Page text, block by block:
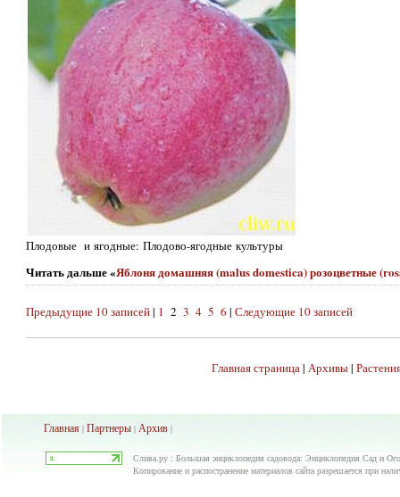
Плодовые и ягодные: Плодово-ягодные культуры
Читать дальше «Яблоня домашняя (malus domestica) розоцветные
Предыдущие 10 записей| 1 2 3 4 5 6 | Следующие 10 записей
Главная страница| Архивы|
Главная| Партнеры| Архив|
Слива.ру : Большая энциклопедия садовода: Энциклопедия Сад и
Копирование и распостранение материалов сайта разрешается при